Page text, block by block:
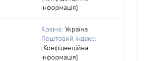
інформація]
Країна: Україна
Поштовий індекс:
[Конфіденційна
інформація]